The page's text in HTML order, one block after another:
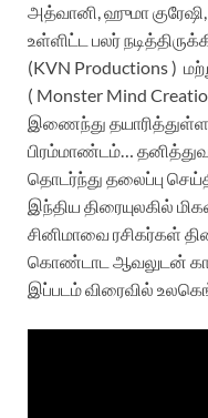
அத்வானி, ஹுமா குரேஷி,
உள்ளிட்ட பலர்
(KVN Productions )
( Monster Mind
இணைந்து தயாரித்துள்ள
பிரம்மாண்டம்…
தொடர்ந்து தலைப்பு
இந்திய திரையுலகில்
சினிமாவை ரசிகர்கள்
கொண்டாட ஆவலுடன்
இப்படம் விரைவில்